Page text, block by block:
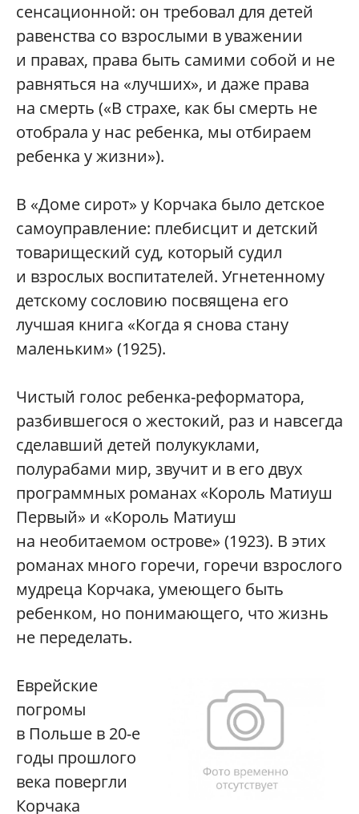
сенсационной: он требовал для детей
равенства со взрослыми в уважении
и правах, права быть самими собой и не
равняться на «лучших», и даже права
на смерть («В страхе, как бы смерть не
отобрала у нас ребенка, мы отбираем
ребенка у жизни»).
В «Доме сирот» у Корчака было детское
самоуправление: плебисцит и детский
товарищеский суд, который судил
и взрослых воспитателей. Угнетенному
детскому сословию посвящена его
лучшая книга «Когда я снова стану
маленьким» (1925).
Чистый голос ребенка-реформатора,
разбившегося о жестокий, раз и навсегда
сделавший детей полукуклами,
полурабами мир, звучит и в его двух
программных романах «Король Матиуш
Первый» и «Король Матиуш
на необитаемом острове» (1923). В этих
романах много горечи, горечи взрослого
мудреца Корчака, умеющего быть
ребенком, но понимающего, что жизнь
не переделать.
Еврейские
погромы
в Польше в 20-е
годы прошлого
века повергли
Корчака